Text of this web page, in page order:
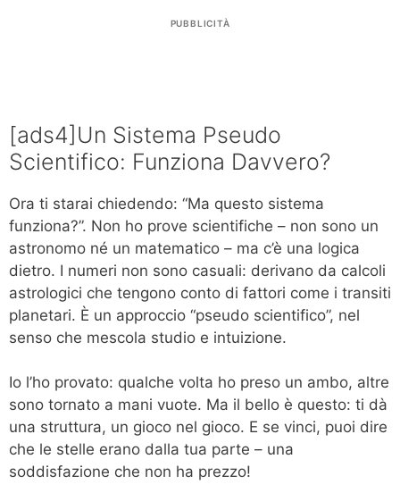
PUBBLICITÀ
[ads4]Un Sistema Pseudo
Scientifico: Funziona Davvero?
Ora ti starai chiedendo: “Ma questo sistema
funziona?”. Non ho prove scientifiche – non sono un
astronomo né un matematico – ma c’è una logica
dietro. I numeri non sono casuali: derivano da calcoli
astrologici che tengono conto di fattori come i transiti
planetari. È un approccio “pseudo scientifico”, nel
senso che mescola studio e intuizione.
Io l’ho provato: qualche volta ho preso un ambo, altre
sono tornato a mani vuote. Ma il bello è questo: ti dà
una struttura, un gioco nel gioco. E se vinci, puoi dire
che le stelle erano dalla tua parte – una
soddisfazione che non ha prezzo!